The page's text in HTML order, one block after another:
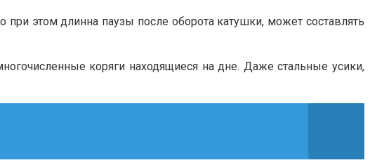
при этом длинна паузы после оборота катушки, может составлять
коряги находящиеся на дне. Даже стальные усики,